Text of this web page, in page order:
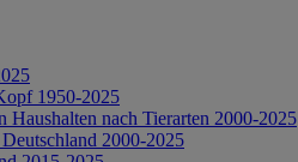
1950-2025
Haushalten nach Tierarten 2000-2025
2000-2025